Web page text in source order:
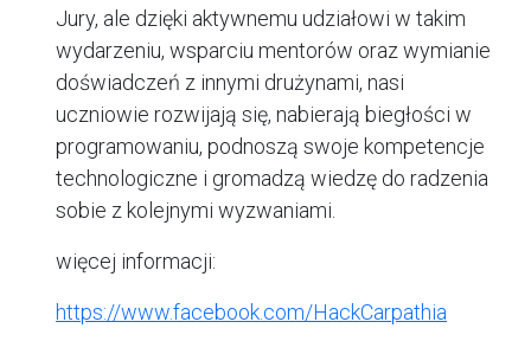
Jury, ale dzięki aktywnemu udziałowi w takim
wydarzeniu, wsparciu mentorów oraz wymianie
doświadczeń z innymi drużynami, nasi
uczniowie rozwijają się, nabierają biegłości w
programowaniu, podnoszą swoje kompetencje
technologiczne i gromadzą wiedzę do radzenia
sobie z kolejnymi wyzwaniami.
więcej informacji:
https://www.facebook.com/HackCarpathia